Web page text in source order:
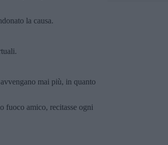
la causa.
mai più, in quanto
fuoco amico, recitasse ogni